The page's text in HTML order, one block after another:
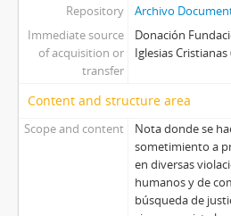
Repository
Archivo
Immediate source
of acquisition or
transfer
Donación
Iglesias Cristianas
Content and structure area
Scope and content
Nota donde se
sometimiento a
en diversas
humanos y de
búsqueda de